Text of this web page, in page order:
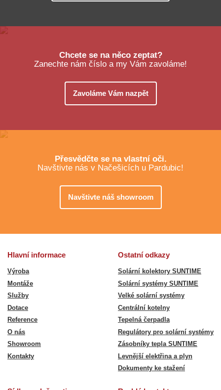
Chcete se na něco zeptat?
Zanechte nám číslo a my Vám zavoláme!
Zavoláme Vám nazpět
Přesvědčte se na vlastní oči.
Navštivte nás v Načešicích u Pardubic!
Navštivte náš showroom
Hlavní informace
Výroba
Montáže
Služby
Dotace
Reference
O nás
Showroom
Kontakty
Ostatní odkazy
Solární kolektory SUNTIME
Solární systémy SUNTIME
Velké solární systémy
Centrální kotelny
Tepelná čerpadla
Regulátory pro solární systémy
Zásobníky tepla SUNTIME
Levnější elektřina a plyn
Dokumenty ke stažení